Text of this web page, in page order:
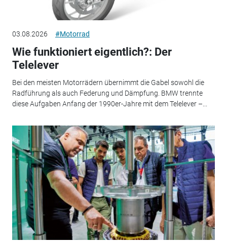
03.08.2026 #Motorrad
Wie funktioniert eigentlich?: Der
Telelever
Bei den meisten Motorrädern übernimmt die Gabel sowohl die
Radführung als auch Federung und Dämpfung. BMW trennte
diese Aufgaben Anfang der 1990er-Jahre mit dem Telelever –...